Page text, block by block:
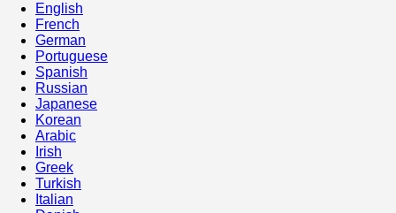
English
French
German
Portuguese
Spanish
Russian
Japanese
Korean
Arabic
Irish
Greek
Turkish
Italian